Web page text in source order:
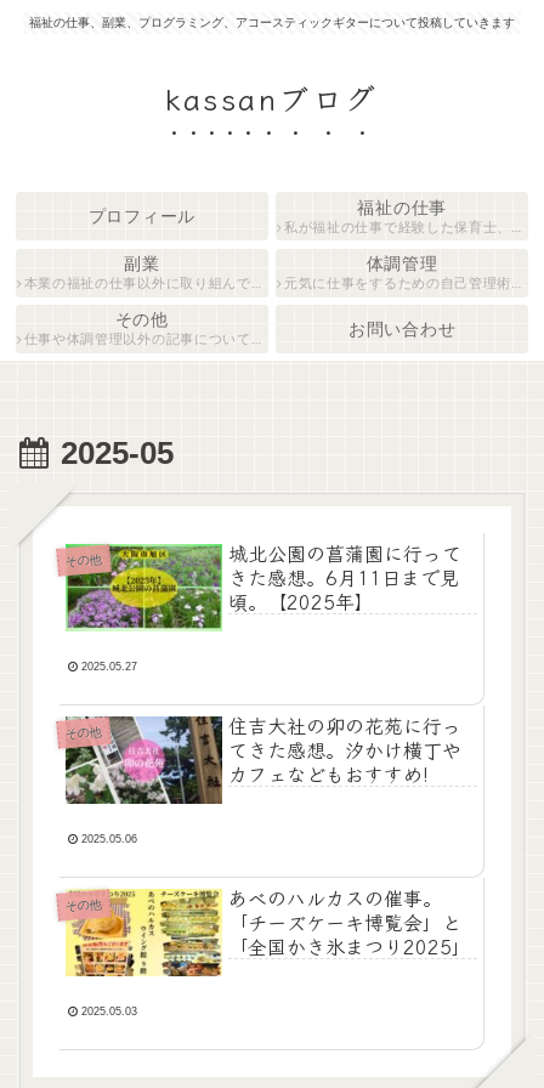
福祉の仕事、副業、プログラミング、アコースティックギターについて投稿していきます
kassanブログ
プロフィール 福祉の仕事
私が福祉の仕事で経験した保育士、障がい者生活支援員について紹介します。
副業
本業の福祉の仕事以外に取り組んでいる仕事について紹介します。
体調管理
元気に仕事をするための自己管理術について説明します。
その他
仕事や体調管理以外の記事について執筆しています。
お問い合わせ
2025-05
その他
城北公園の菖蒲園に行って
きた感想。6月11日まで見
頃。【2025年】
2025.05.27
その他
住吉大社の卯の花苑に行っ
てきた感想。汐かけ横丁や
カフェなどもおすすめ!
2025.05.06
その他
あべのハルカスの催事。
「チーズケーキ博覧会」と
「全国かき氷まつり2025」
2025.05.03